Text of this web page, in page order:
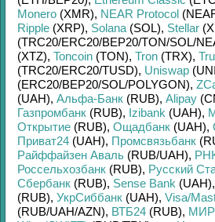
Monero (XMR), NEAR Protocol
Ripple (XRP), Solana (SOL), Stellar
(TRC20/ERC20/BEP20/TON/SOL/
(XTZ), Toncoin (TON), Tron (TRX),
(TRC20/ERC20/TUSD), Uniswap
(ERC20/BEP20/SOL/POLYGON),
(UAH), Альфа-Банк (RUB), Alipay
Газпромбанк (RUB), Izibank (UAH),
Открытие (RUB), Ощадбанк (UAH),
Приват24 (UAH), Промсвязьбанк
Райффайзен Аваль (RUB/UAH),
Россельхозбанк (RUB), Русский
Сбербанк (RUB), Sense Bank (UAH),
(RUB), УкрСиббанк (UAH), Visa/
(RUB/UAH/AZN), ВТБ24 (RUB), МИР